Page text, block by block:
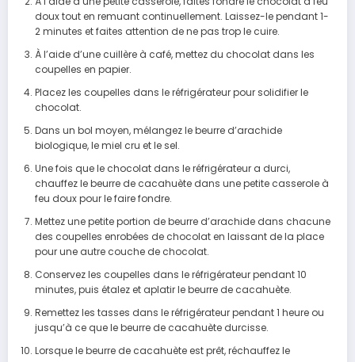
doux tout en remuant continuellement. Laissez-le pendant 1-
2 minutes et faites attention de ne pas trop le cuire.
À l’aide d’une cuillère à café, mettez du chocolat dans les
coupelles en papier.
Placez les coupelles dans le réfrigérateur pour solidifier le
chocolat.
Dans un bol moyen, mélangez le beurre d’arachide
biologique, le miel cru et le sel.
Une fois que le chocolat dans le réfrigérateur a durci,
chauffez le beurre de cacahuète dans une petite casserole à
feu doux pour le faire fondre.
Mettez une petite portion de beurre d’arachide dans chacune
des coupelles enrobées de chocolat en laissant de la place
pour une autre couche de chocolat.
Conservez les coupelles dans le réfrigérateur pendant 10
minutes, puis étalez et aplatir le beurre de cacahuète.
Remettez les tasses dans le réfrigérateur pendant 1 heure ou
jusqu’à ce que le beurre de cacahuète durcisse.
Lorsque le beurre de cacahuète est prêt, réchauffez le